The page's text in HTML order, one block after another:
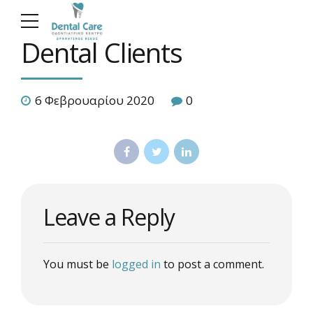
Dental Clients
6 Φεβρουαρίου 2020 0
Leave a Reply
You must be logged in to post a comment.